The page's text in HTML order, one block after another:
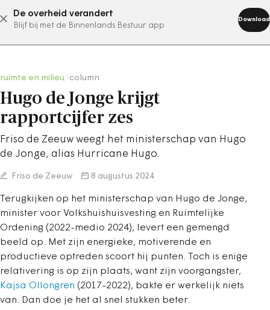
De overheid verandert
Blijf bij met de Binnenlands Bestuur app
Download
abonneer nu
ruimte en milieu column
Hugo de Jonge krijgt
rapportcijfer zes
Friso de Zeeuw weegt het ministerschap van Hugo
de Jonge, alias Hurricane Hugo.
Friso de Zeeuw 8 augustus 2024
Terugkijken op het ministerschap van Hugo de Jonge,
minister voor Volkshuishuisvesting en Ruimtelijke
Ordening (2022-medio 2024), levert een gemengd
beeld op. Met zijn energieke, motiverende en
productieve optreden scoort hij punten. Toch is enige
relativering is op zijn plaats, want zijn voorgangster,
Kajsa Ollongren (2017-2022), bakte er werkelijk niets
van. Dan doe je het al snel stukken beter.